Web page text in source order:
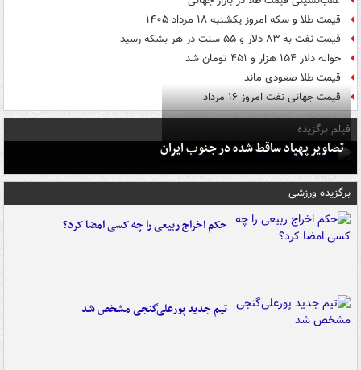
قیمت طلا و سکه امروز یکشنبه ۱۸ مرداد ۱۴۰۵
قیمت نفت به ۸۳ دلار و ۵۵ سنت در هر بشکه رسید
حواله دلار ۱۵۴ هزار و ۴۵۱ تومان شد
قیمت طلا صعودی ماند
قیمت جهانی نفت امروز ۱۶ مرداد
فیلم برگزیده
تصاویر پهپاد ساقط شده در جنوب ایران
برگزیده ورزشی
حکم اخراج ربیعی را چه کسی امضا کرد؟
تیم جدید پورعلی‌گنجی مشخص شد